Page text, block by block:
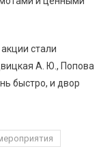
стали
А. Ю., Попова
быстро, и двор